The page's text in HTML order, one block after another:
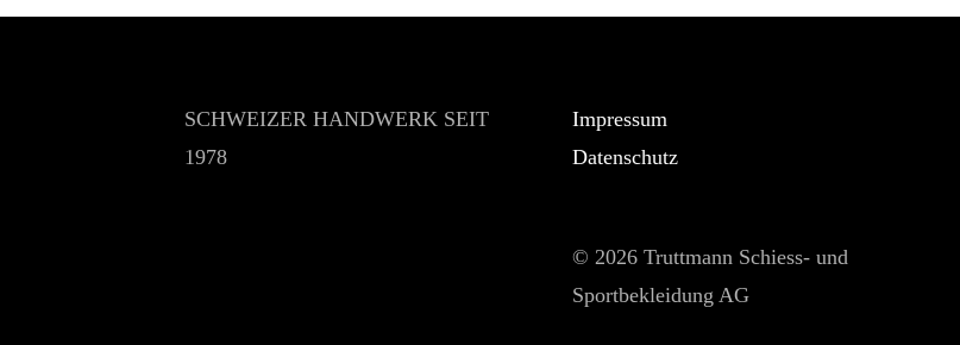
SCHWEIZER HANDWERK SEIT
1978
Impressum
Datenschutz
© 2026 Truttmann Schiess- und
Sportbekleidung AG